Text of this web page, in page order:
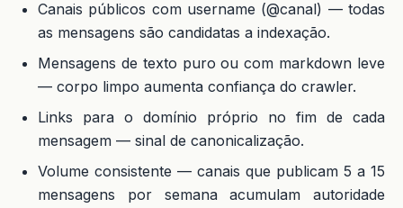
Canais públicos com username (@canal) — todas
as mensagens são candidatas a indexação.
Mensagens de texto puro ou com markdown leve
— corpo limpo aumenta confiança do crawler.
Links para o domínio próprio no fim de cada
mensagem — sinal de canonicalização.
Volume consistente — canais que publicam 5 a 15
mensagens por semana acumulam autoridade